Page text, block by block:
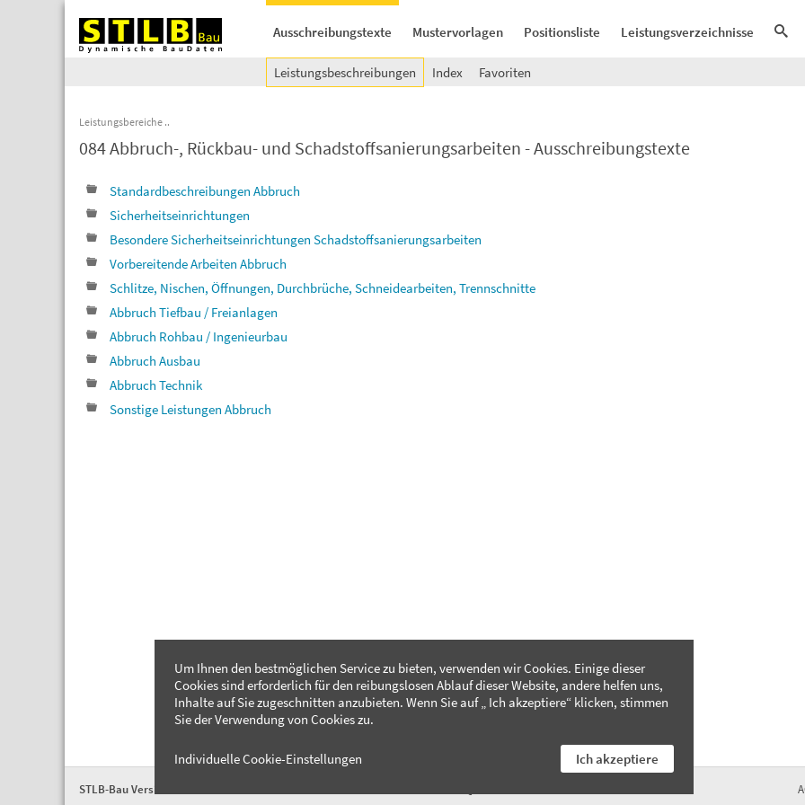
Ausschreibungstexte Mustervorlagen Positionsliste Leistungsverzeichnisse
Leistungsbeschreibungen Index Favoriten
Leistungsbereiche
084 Abbruch-, Rückbau- und Schadstoffsanierungsarbeiten - Ausschreibungstexte
Standardbeschreibungen Abbruch
Sicherheitseinrichtungen
Besondere Sicherheitseinrichtungen Schadstoffsanierungsarbeiten
Vorbereitende Arbeiten Abbruch
Schlitze, Nischen, Öffnungen, Durchbrüche, Schneidearbeiten, Trennschnitte
Abbruch Tiefbau / Freianlagen
Abbruch Rohbau / Ingenieurbau
Abbruch Ausbau
Abbruch Technik
Sonstige Leistungen Abbruch
STLB-Bau Version 2026-04
Um Ihnen den bestmöglichen Service zu bieten, verwenden wir Cookies. Einige dieser
Cookies sind erforderlich für den reibungslosen Ablauf dieser Website, andere helfen uns,
Inhalte auf Sie zugeschnitten anzubieten. Wenn Sie auf „ Ich akzeptiere“ klicken, stimmen
Sie der Verwendung von Cookies zu.
Individuelle Cookie-Einstellungen Ich akzeptiere